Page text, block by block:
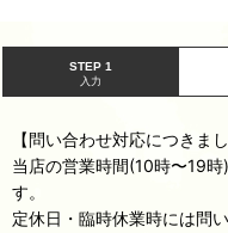
STEP 1
入力
【問い合わせ対応につきまし
当店の営業時間(10時〜19
す。
定休日・臨時休業時には問